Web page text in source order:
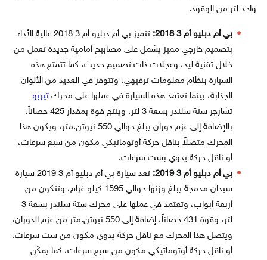
واحد لتر من الوقود.
بي أم دبليو أم 3 2018:
تتميز بي أم دبليو أم 3 2018 عالية الأداء
بتصميم خارجي مميز يشمل على مصابيح أمامية جديدة تعمل من
خلال تقنية ليد، وعجلات ذات تصميم حديث، كما تتمتع هذه
السيارة بنظام معلومات ترفيهي، وتتوفر في العديد من الألوان
الجذابة، بينما تعتمد هذه السيارة في عملها على محرك تيربو
تشارجر ستة سلندر بسعة 3 لتر، وينتج قوة بمقدار 425 حصاناً،
بالإضافة إلى عزم دوران يبلغ حوالي 550 نيوتن.متر، ويكون هذا
المحرك متصلاً بناقل حركة أوتوماتيكي مكون من سبع سرعات،
أو ناقل حركة يدوي بست سرعات.
بي أم دبليو أم 3 2019:
تعد سيارة بي أم دبليو أم 3 2019 سيارة
سيدان مدمجة يبلغ وزنها حوالي 1595 كيلو غرام، وتتكون من
أربعة أبواب، وتعتمد في عملها على محرك ستة سلندر بسعة 3
لتر، وقوة 431 حصاناً، إضافة إلى 550 نيوتن.متر من عزم الدوران،
ويتصل هذا المحرك مع ناقل حركة يدوي مكون من ست سرعات،
أو ناقل حركة أوتوماتيكي مكون من سبع سرعات، كما يمكّن